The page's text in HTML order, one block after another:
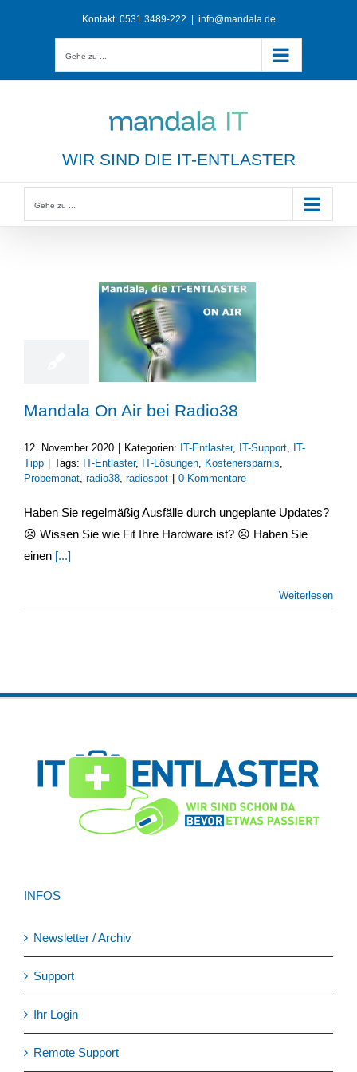
Kontakt: 0531 3489-222 info@mandala.de
Gehe zu ...
WIR SIND DIE IT-ENTLASTER
Gehe zu ...
Mandala On Air bei Radio38
12. November 2020 | Kategorien: IT-Entlaster, IT-Support IT-
Tipp | Tags: IT-Entlaster, IT-Lösungen Kostenersparnis
Probemonat radio38 radiospot | 0 Kommentare
Haben Sie regelmäßig Ausfälle durch ungeplante Updates?
☹ Wissen Sie wie Fit Ihre Hardware ist? ☹ Haben Sie
einen [...]
Weiterlesen
INFOS
Newsletter / Archiv
Support
Ihr Login
Remote Support